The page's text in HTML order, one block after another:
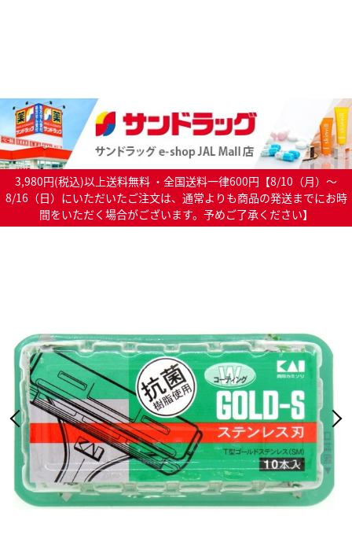
3,980円(税込)以上送料無料 ・全国送料一律600円【8/10（月）～
8/16（日）にいただいたご注文は、通常よりも商品の発送までにお時
間をいただく場合がございます。予めご了承ください】